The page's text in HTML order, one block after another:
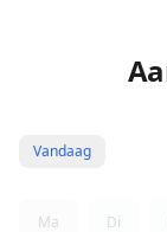
Vandaag
Ma Di